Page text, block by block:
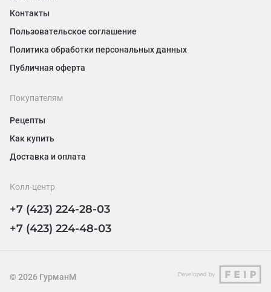
Контакты
Пользовательское соглашение
Политика обработки персональных данных
Публичная оферта
Покупателям
Рецепты
Как купить
Доставка и оплата
Колл-центр
+7 (423) 224-28-03
+7 (423) 224-48-03
© 2026 ГурманМ